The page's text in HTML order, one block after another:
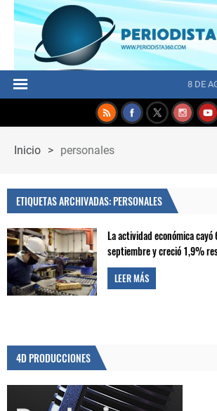
8 DE
Inicio > personales
ETIQUETAS ARCHIVADAS: PERSONALES
La actividad económica
septiembre y creció 1,9%
LEER MÁS
4D PRODUCCIONES